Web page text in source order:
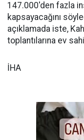
147.000'den fazla
kapsayacağını
açıklamada iste,
toplantılarına ev
İHA